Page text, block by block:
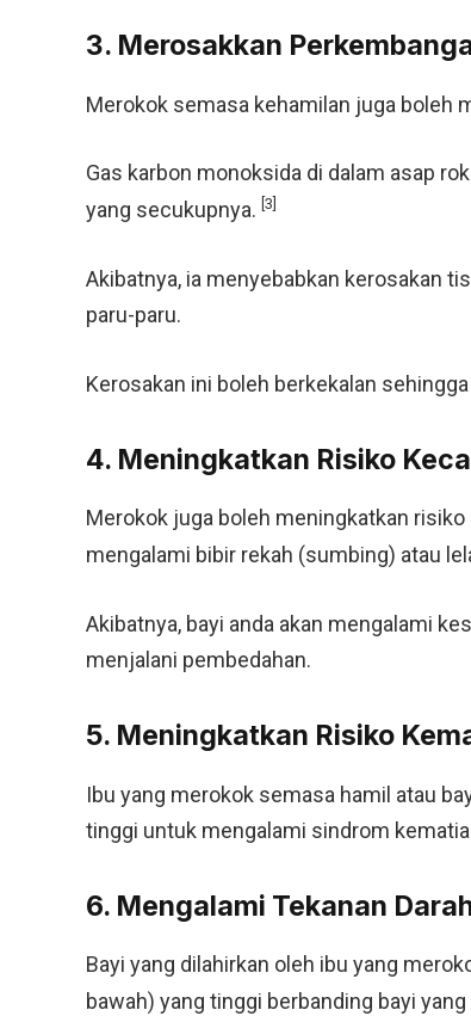
3. Merosakkan
Merokok semasa kehamilan juga boleh
Gas karbon monoksida di dalam asap
yang secukupnya. [3]
Akibatnya, ia menyebabkan kerosakan
paru-paru.
Kerosakan ini boleh berkekalan
4. Meningkatkan Risiko
Merokok juga boleh meningkatkan
mengalami bibir rekah (sumbing) atau
Akibatnya, bayi anda akan mengalami
menjalani pembedahan.
5. Meningkatkan Risiko
Ibu yang merokok semasa hamil atau
tinggi untuk mengalami sindrom
6. Mengalami Tekanan
Bayi yang dilahirkan oleh ibu yang
bawah) yang tinggi berbanding bayi